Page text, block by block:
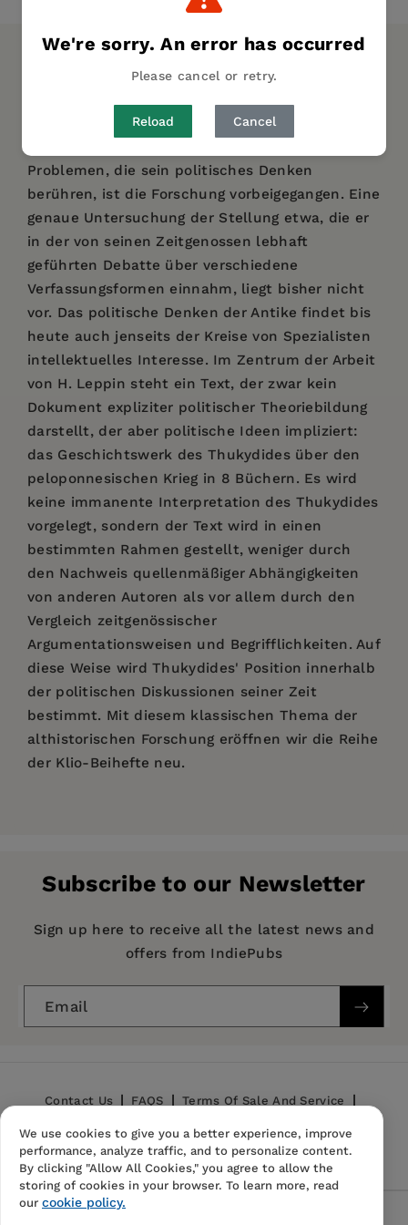
We're sorry. An error has occurred
Please cancel or retry.
Reload Cancel
Thukydides ist zwar einer der meistbehandelten
Problemen, die sein politisches Denken
berühren, ist die Forschung vorbeigegangen. Eine
genaue Untersuchung der Stellung etwa, die er
in der von seinen Zeitgenossen lebhaft
geführten Debatte über verschiedene
Verfassungsformen einnahm, liegt bisher nicht
vor. Das politische Denken der Antike findet bis
heute auch jenseits der Kreise von Spezialisten
intellektuelles Interesse. Im Zentrum der Arbeit
von H. Leppin steht ein Text, der zwar kein
Dokument expliziter politischer Theoriebildung
darstellt, der aber politische Ideen impliziert:
das Geschichtswerk des Thukydides über den
peloponnesischen Krieg in 8 Büchern. Es wird
keine immanente Interpretation des Thukydides
vorgelegt, sondern der Text wird in einen
bestimmten Rahmen gestellt, weniger durch
den Nachweis quellenmäßiger Abhängigkeiten
von anderen Autoren als vor allem durch den
Vergleich zeitgenössischer
Argumentationsweisen und Begrifflichkeiten. Auf
diese Weise wird Thukydides' Position innerhalb
der politischen Diskussionen seiner Zeit
bestimmt. Mit diesem klassischen Thema der
althistorischen Forschung eröffnen wir die Reihe
der Klio-Beihefte neu.
Imprint: De Gruyter Akademie Forschung
Publication Date: 01 December 1999
9783050034584
Subscribe to our Newsletter
Sign up here to receive all the latest news and
offers from IndiePubs
Email
Contact Us FAQS Terms Of Sale And Service
Privacy Policy Refund Policy
We use cookies to give you a better experience, improve
performance, analyze traffic, and to personalize content.
By clicking "Allow All Cookies," you agree to allow the
storing of cookies in your browser. To learn more, read
our cookie policy.